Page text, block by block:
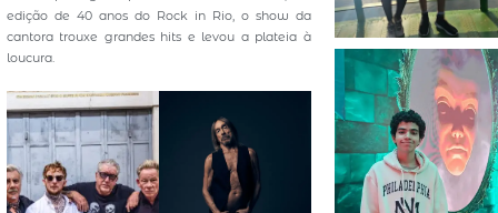
edição de 40 anos do Rock in Rio, o show da
cantora trouxe grandes hits e levou a plateia à
loucura.